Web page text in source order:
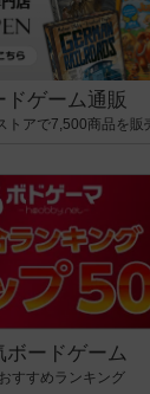
ドゲーム通販
トアで7,500商品を販
ボードゲーム
すすめランキング